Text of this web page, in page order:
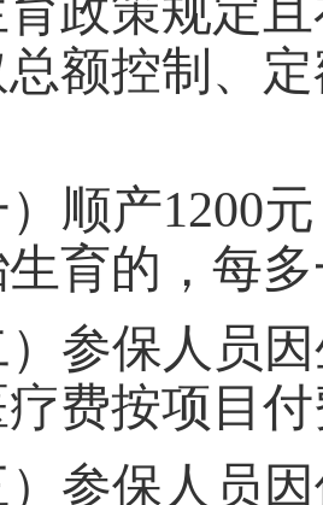
政策规定
额控制、
）顺产1200
育的，每
）参保人员
费按项目
）参保人员